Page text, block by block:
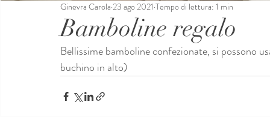
Bamboline regalo
Ginevra Carola 23 ago 2021 Tempo di lettura: 1 min
Bellissime bamboline confezionate, si possono
buchino in alto)